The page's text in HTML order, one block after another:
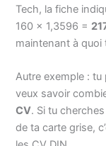
Tech, la fiche
160 × 1,3596 =
maintenant à quoi
Autre exemple :
veux savoir
CV. Si tu
de ta carte grise,